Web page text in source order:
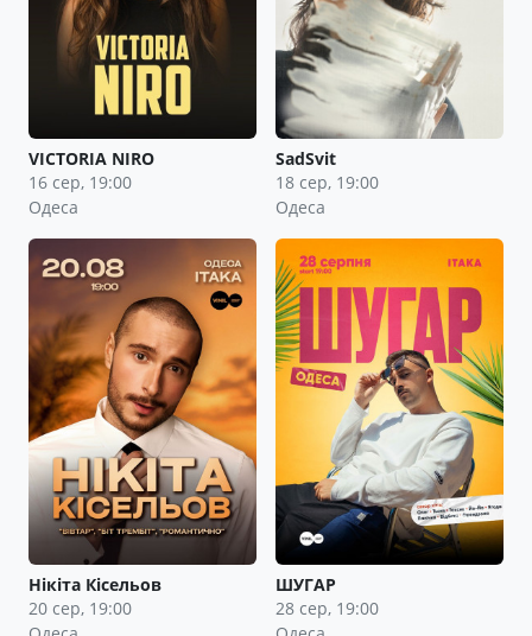
VICTORIA NIRO
16 сер, 19:00
Одеса
SadSvit
18 сер, 19:00
Одеса
Нікіта Кісельов
20 сер, 19:00
ШУГАР
28 сер, 19:00